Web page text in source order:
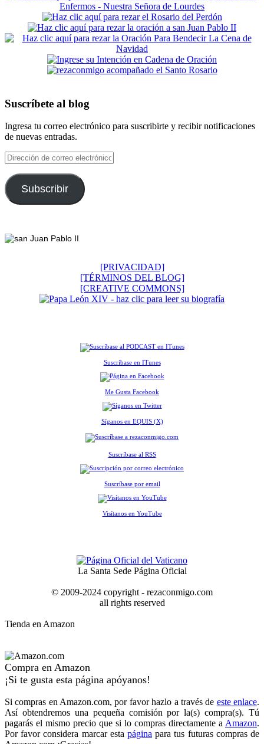
Suscríbete al blog
Ingresa tu correo electrónico para suscribirte y recibir notificaciones
de nuevas entradas.
Dirección
de
correo
electrónico
Subscribir
[PRIVACIDAD]
[TÉRMINOS DEL BLOG]
[CREATIVE COMMONS]
Suscríbase en ITunes
Me Gusta Facebook
Síganos en EQUIS (X)
Suscríbase al RSS
Suscríbase por email
Visítanos en YouTube
La Santa Sede Página Oficial
© 2009-2024 copyright - rezaconmigo.com
all rights reserved
Tienda en Amazon
Compra en Amazon
¡Si te gusta esta página apóyanos!
Si compras en Amazon.com, por favor hazlo a través de este enlace.
Así obtendremos una pequeña comisión por la(s) compra(s). Tú
pagarás el mismo precio que si lo compras directamente a Amazon.
Por favor considera marcar esta página para tus futuras compras de